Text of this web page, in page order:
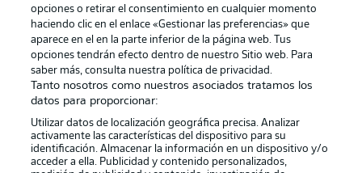
Jugadores Condiciones de uso
Sello Editorial Contacto
opciones o retirar el consentimiento en cualquier momento
haciendo clic en el enlace «Gestionar las preferencias» que
aparece en el en la parte inferior de la página web. Tus
opciones tendrán efecto dentro de nuestro Sitio web. Para
saber más, consulta nuestra política de privacidad.
Tanto nosotros como nuestros asociados tratamos los
datos para proporcionar:
Utilizar datos de localización geográfica precisa. Analizar
activamente las características del dispositivo para su
identificación. Almacenar la información en un dispositivo y/o
acceder a ella. Publicidad y contenido personalizados,